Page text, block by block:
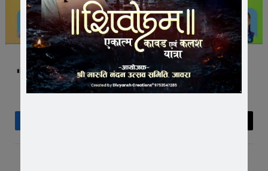
Post Views: 312
Email